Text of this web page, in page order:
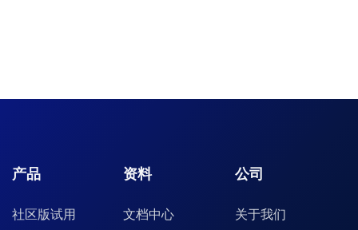
产品
社区版试用
资料
文档中心
公司
关于我们